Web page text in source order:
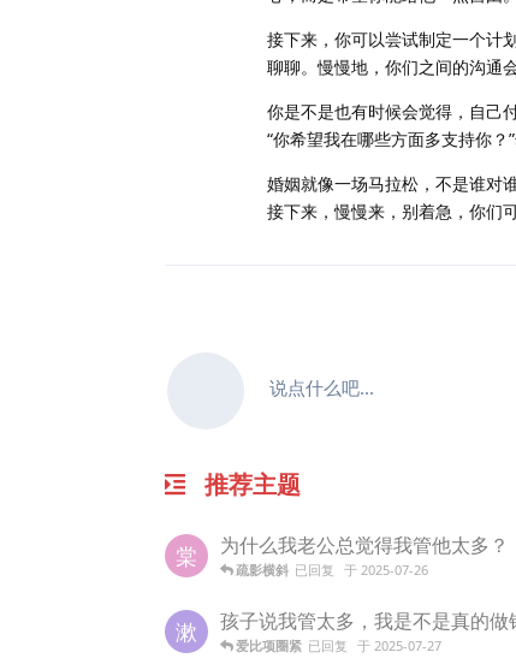
接下来，你可以尝试制定一个计
聊聊。慢慢地，你们之间的沟通
你是不是也有时候会觉得，自己
“你希望我在哪些方面多支持你？
婚姻就像一场马拉松，不是谁对
接下来，慢慢来，别着急，你们
说点什么吧...
推荐主题
棠 为什么我老公总觉得我管他太多？
疏影横斜 已回复 于 2025-07-26
漱 孩子说我管太多，我是不是真的做
爱比项圈紧 已回复 于 2025-07-27